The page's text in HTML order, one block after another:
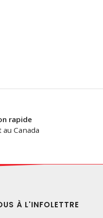
rapide
Canada
À L'INFOLETTRE